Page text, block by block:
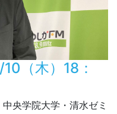
（木）18：
央学院大学・清水ゼミ